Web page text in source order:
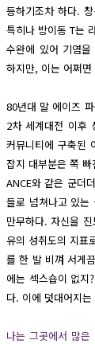
등하기조차 하다.
특히나 방이동 T는
수완에 있어 기염
하지만, 이는 어쩌
80년대 말 에이즈
2차 세계대전 이후
커뮤니티에 구축된
잡지 대부분은 쪽
ANCE와 같은 군더
들로 넘쳐나고 있
만무하다. 자신을
유의 성취도의 지표
를 한 발 비껴 서게
에는 섹스숍이 없
다. 이에 덧대어지
나는 그곳에서 많